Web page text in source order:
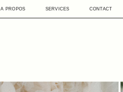
A PROPOS SERVICES CONTACT